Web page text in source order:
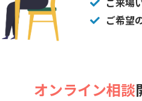
ご希望
オンライン相談